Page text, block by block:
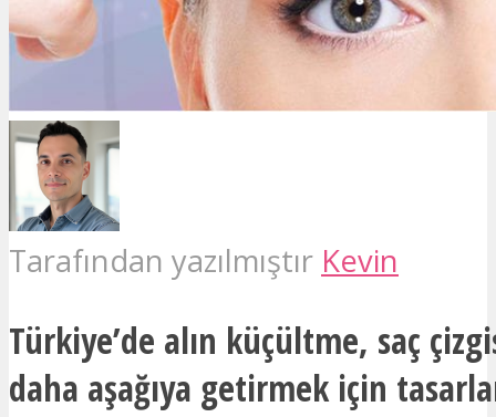
Tarafından yazılmıştır Kevin
Türkiye’de alın küçültme, saç
daha aşağıya getirmek için